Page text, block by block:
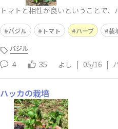
トマトと相性が良いということで
バジル トマト ハーブ 栽
バジル
4 35 よし | 05/16 |
ハッカの栽培